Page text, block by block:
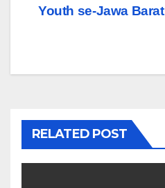
Youth se-Jawa Barat
RELATED POST